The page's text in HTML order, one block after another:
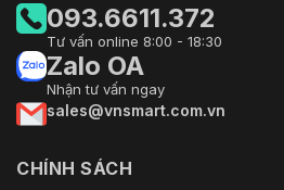
093.6611.372
Tư vấn online 8:00 - 18:30
Zalo OA
Nhận tư vấn ngay
sales@vnsmart.com.vn
CHÍNH SÁCH